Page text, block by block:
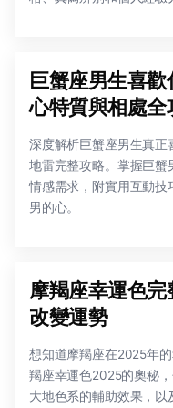
巨蟹座男生喜
心特質與相處全
深度解析巨蟹座男生真正
地雷完整攻略。掌握巨
情感需求，附實用互動
男的心。
摩羯座幸運色
改變運勢
想知道摩羯座在2025年
羯座幸運色2025的奧秘
大地色系的輔助效果，